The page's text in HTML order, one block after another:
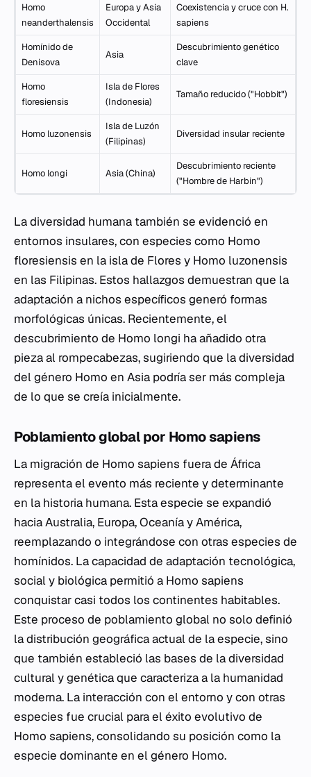
Homo
neanderthalensis
Europa y Asia
Occidental
Coexistencia y cruce con H.
sapiens
Homínido de
Denisova
Asia
Descubrimiento genético
clave
Homo
floresiensis
Isla de Flores
(Indonesia)
Tamaño reducido ("Hobbit")
Homo luzonensis
Isla de Luzón
(Filipinas)
Diversidad insular reciente
Homo longi Asia (China)
Descubrimiento reciente
("Hombre de Harbin")
La diversidad humana también se evidenció en
entornos insulares, con especies como Homo
floresiensis en la isla de Flores y Homo luzonensis
en las Filipinas. Estos hallazgos demuestran que la
adaptación a nichos específicos generó formas
morfológicas únicas. Recientemente, el
descubrimiento de Homo longi ha añadido otra
pieza al rompecabezas, sugiriendo que la diversidad
del género Homo en Asia podría ser más compleja
de lo que se creía inicialmente.
Poblamiento global por Homo sapiens
La migración de Homo sapiens fuera de África
representa el evento más reciente y determinante
en la historia humana. Esta especie se expandió
hacia Australia, Europa, Oceanía y América,
reemplazando o integrándose con otras especies de
homínidos. La capacidad de adaptación tecnológica,
social y biológica permitió a Homo sapiens
conquistar casi todos los continentes habitables.
Este proceso de poblamiento global no solo definió
la distribución geográfica actual de la especie, sino
que también estableció las bases de la diversidad
cultural y genética que caracteriza a la humanidad
moderna. La interacción con el entorno y con otras
especies fue crucial para el éxito evolutivo de
Homo sapiens, consolidando su posición como la
especie dominante en el género Homo.